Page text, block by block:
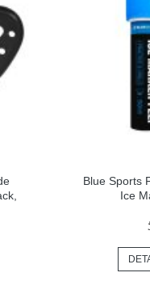
Blue Sports
Ice